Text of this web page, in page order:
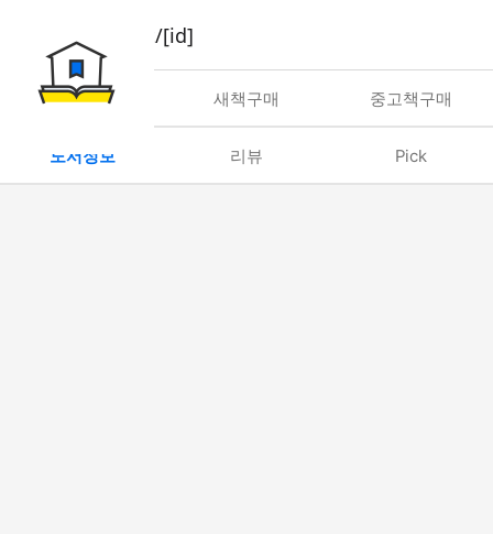
book/rent/[id]
대여 새책구매 중고책구매
도서정보 리뷰 Pick